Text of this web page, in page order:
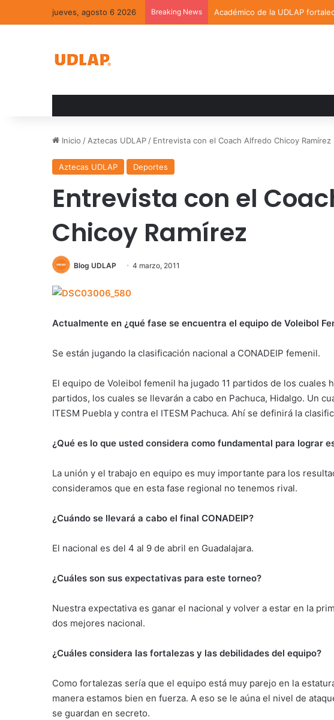
jueves, agosto 6 2026 Breaking News Académico de la UDLAP
Inicio / Aztecas UDLAP / Entrevista con el Coach Alfredo Chicoy Ramírez
Aztecas UDLAP Deportes
Entrevista con el
Chicoy Ramírez
Blog UDLAP 4 marzo, 2011
Actualmente en ¿qué fase se encuentra el equipo de Voleibol
Se están jugando la clasificación nacional a CONADEIP femenil.
El equipo de Voleibol femenil ha jugado 11 partidos de los cuales
partidos, los cuales se llevarán a cabo en Pachuca, Hidalgo. Un
ITESM Puebla y contra el ITESM Pachuca. Ahí se definirá la
¿Qué es lo que usted considera como fundamental para lograr
La unión y el trabajo en equipo es muy importante para los
consideramos que en esta fase regional no tenemos rival.
¿Cuándo se llevará a cabo el final CONADEIP?
El nacional es del 4 al 9 de abril en Guadalajara.
¿Cuáles son sus expectativas para este torneo?
Nuestra expectativa es ganar el nacional y volver a estar en la
dos mejores nacional.
¿Cuáles considera las fortalezas y las debilidades del equipo?
Como fortalezas sería que el equipo está muy parejo en la
manera estamos bien en fuerza. A eso se le aúna el nivel de
se guardan en secreto.